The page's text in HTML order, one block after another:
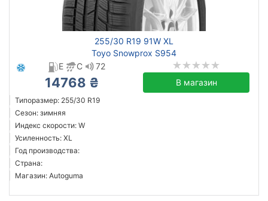
255/30 R19 91W XL
Toyo Snowprox S954
E
C 72
14768 ₴ В магазин
Типоразмер: 255/30 R19
Сезон: зимняя
Индекс скорости: W
Усиленность: XL
Год производства:
Страна:
Магазин: Autoguma
CrossWind
Imperial
Leao
LingLong
Roadmarch
Toyo
Все бренды